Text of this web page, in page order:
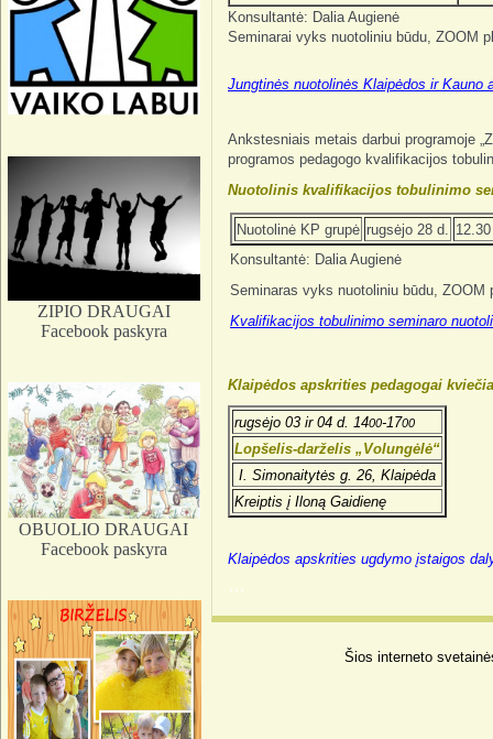
ZIPIO DRAUGAI
Facebook paskyra
OBUOLIO DRAUGAI
Facebook paskyra
Konsultantė: Dalia Augienė
Seminarai vyks nuotoliniu būdu, ZOOM
Jungtinės nuotolinės Klaipėdos ir
Ankstesniais metais darbui programoje
programos pedagogo kvalifikacijos
Nuotolinis kvalifikacijos tobulinimo
Nuotolinė KP grupė rugsėjo 28 d.
Konsultantė: Dalia Augienė
Seminaras vyks nuotoliniu būdu, ZOOM
Kvalifikacijos tobulinimo seminaro
Klaipėdos apskrities pedagogai
rugsėjo 03 ir 04 d. 1400-1700
Lopšelis-darželis „Volungėlė“
I. Simonaitytės g. 26, Klaipėda
Kreiptis į Iloną Gaidienę
Klaipėdos apskrities ugdymo įstaigos
…
Šios interneto